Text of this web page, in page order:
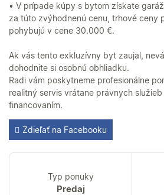
• V prípade kúpy s bytom získate
za túto zvýhodnenú cenu, trhové ceny
pohybujú v cene 30.000 €.
Ak vás tento exkluzívny byt zaujal,
dohodnite si osobnú obhliadku.
Radi vám poskytneme profesionálne
realitný servis vrátane právnych
financovaním.
Zdieľať na Facebooku
Typ ponuky
Predaj